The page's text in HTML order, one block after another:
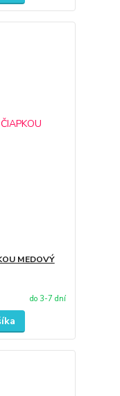
MEDOVÝ
do 3-7 dní